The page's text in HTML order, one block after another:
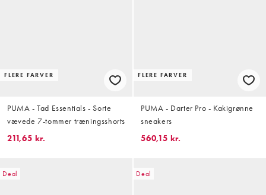
FLERE FARVER
PUMA - Tad Essentials - Sorte
vævede 7-tommer træningsshorts
211,65 kr.
FLERE FARVER
PUMA - Darter Pro - Kakigrønne
sneakers
560,15 kr.
Deal Deal